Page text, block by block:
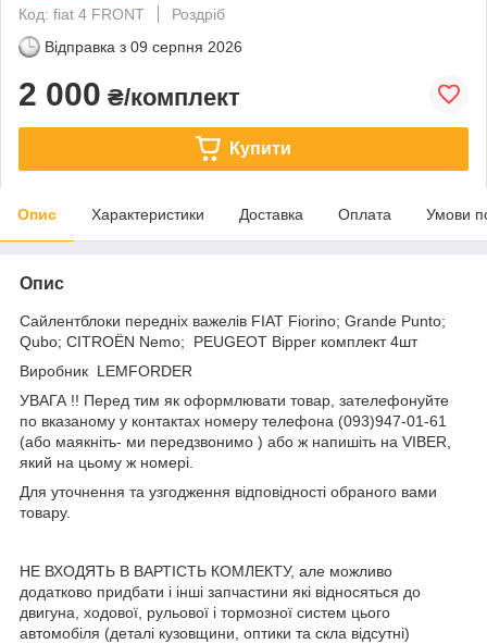
Код: fiat 4 FRONT
Роздріб
Відправка з 09 серпня 2026
2 000 ₴/комплект
Купити
Опис Характеристики Доставка Оплата Умови
Опис
Сайлентблоки передніх важелів FIAT Fiorino; Grande Punto;
Qubo; CITROËN Nemo; PEUGEOT Bipper комплект 4шт
Виробник LEMFORDER
УВАГА !! Перед тим як оформлювати товар, зателефонуйте
по вказаному у контактах номеру телефона (093)947-01-61
(або маякніть- ми передзвонимо ) або ж напишіть на VIBER,
який на цьому ж номері.
Для уточнення та узгодження відповідності обраного вами
товару.
НЕ ВХОДЯТЬ В ВАРТІСТЬ КОМЛЕКТУ, але можливо
додатково придбати і інші запчастини які відносяться до
двигуна, ходової, рульової і тормозної систем цього
автомобіля (деталі кузовщини, оптики та скла відсутні)